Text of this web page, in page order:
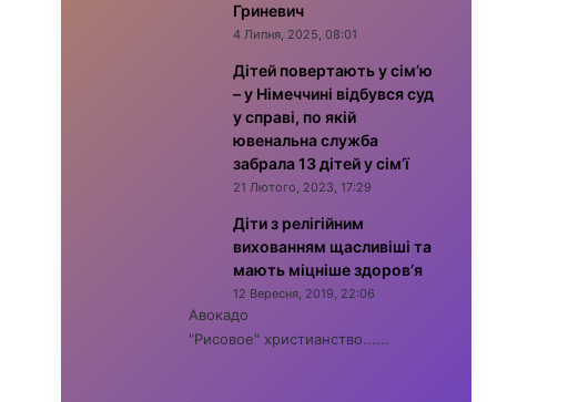
Гриневич
4 Липня, 2025, 08:01
Дітей повертають у сім’ю
– у Німеччині відбувся суд
у справі, по якій
ювенальна служба
забрала 13 дітей у сім’ї
21 Лютого, 2023, 17:29
Діти з релігійним
вихованням щасливіші та
мають міцніше здоров’я
12 Вересня, 2019, 22:06
Авокадо
"Рисовое" христианство......